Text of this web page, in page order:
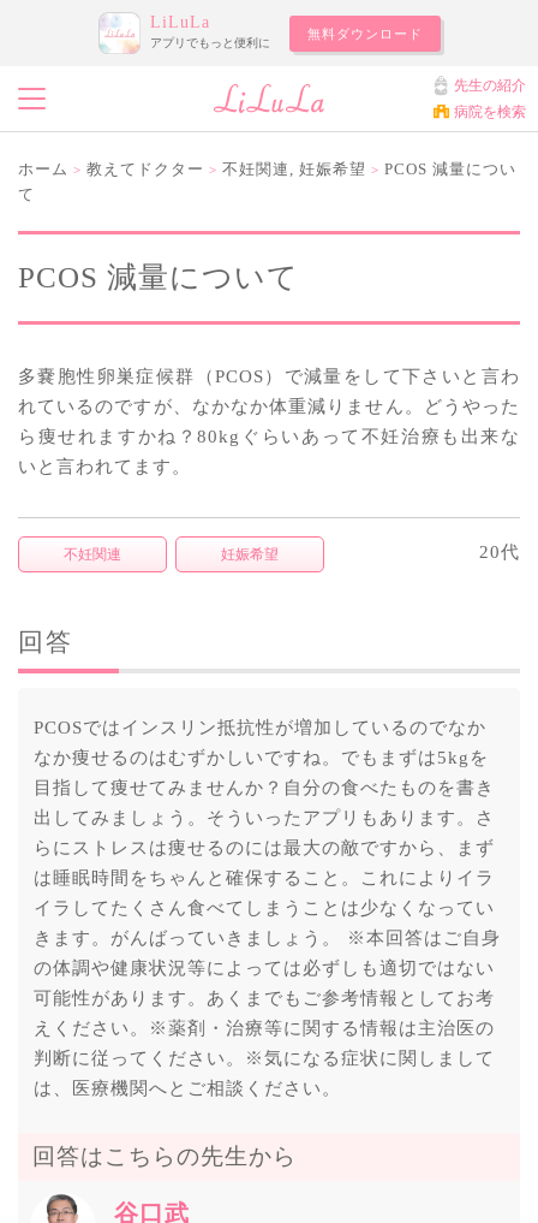
LiLuLa
アプリでもっと便利に
無料ダウンロード
先生の紹介
病院を検索
ホーム > 教えてドクター > 不妊関連 , 妊娠希望 > PCOS 減量につい
て
PCOS 減量について
多嚢胞性卵巣症候群（PCOS）で減量をして下さいと言わ
れているのですが、なかなか体重減りません。どうやった
ら痩せれますかね？80kgぐらいあって不妊治療も出来な
いと言われてます。
不妊関連 妊娠希望 20代
回答
PCOSではインスリン抵抗性が増加しているのでなか
なか痩せるのはむずかしいですね。でもまずは5kgを
目指して痩せてみませんか？自分の食べたものを書き
出してみましょう。そういったアプリもあります。さ
らにストレスは痩せるのには最大の敵ですから、まず
は睡眠時間をちゃんと確保すること。これによりイラ
イラしてたくさん食べてしまうことは少なくなってい
きます。がんばっていきましょう。 ※本回答はご自身
の体調や健康状況等によっては必ずしも適切ではない
可能性があります。あくまでもご参考情報としてお考
えください。※薬剤・治療等に関する情報は主治医の
判断に従ってください。※気になる症状に関しまして
は、医療機関へとご相談ください。
回答はこちらの先生から
谷口武